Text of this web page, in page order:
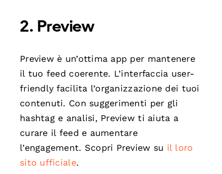
2. Preview
Preview è un’ottima app per mantenere
il tuo feed coerente. L’interfaccia user-
friendly facilita l’organizzazione dei tuoi
contenuti. Con suggerimenti per gli
hashtag e analisi, Preview ti aiuta a
curare il feed e aumentare
l’engagement. Scopri Preview su il loro
sito ufficiale.